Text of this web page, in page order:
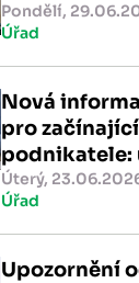
Pondělí,
Úřad
Nová
pro začínající
podnikatele:
do datových
Úterý,
Úřad
Upozornění